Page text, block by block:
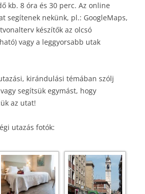
kb. 8 óra és 30 perc. Az online
segítenek nekünk, pl.: GoogleMaps,
készítők az olcsó
vagy a leggyorsabb utak
kirándulási témában szólj
segítsük egymást, hogy
az utat!
utazás fotók: